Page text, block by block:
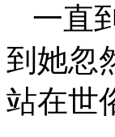
一直
到她忽
站在世